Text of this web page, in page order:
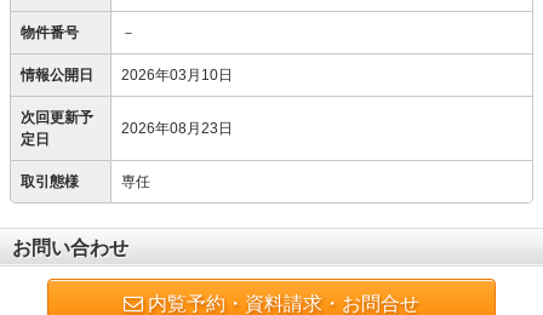
物件番号 －
情報公開日 2026年03月10日
次回更新予
定日
2026年08月23日
取引態様 専任
お問い合わせ
内覧予約・資料請求・お問合せ